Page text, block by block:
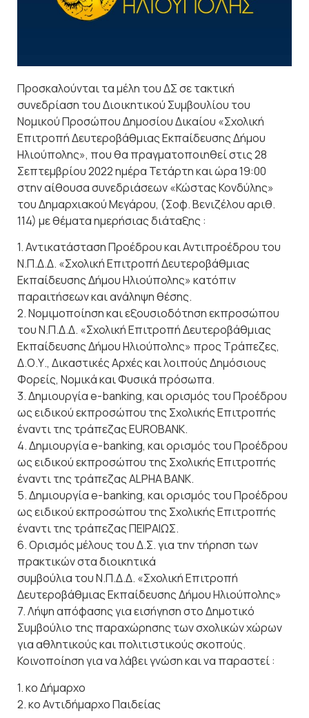
Προσκαλούνται τα μέλη του ΔΣ σε τακτική
συνεδρίαση του Διοικητικού Συμβουλίου του
Νομικού Προσώπου Δημοσίου Δικαίου «Σχολική
Επιτροπή Δευτεροβάθμιας Εκπαίδευσης Δήμου
Ηλιούπολης», που θα πραγματοποιηθεί στις 28
Σεπτεμβρίου 2022 ημέρα Τετάρτη και ώρα 19:00
στην αίθουσα συνεδριάσεων «Κώστας Κονδύλης»
του Δημαρχιακού Μεγάρου, (Σοφ. Βενιζέλου αριθ.
114) με θέματα ημερήσιας διάταξης :
1. Αντικατάσταση Προέδρου και Αντιπροέδρου του
Ν.Π.Δ.Δ. «Σχολική Επιτροπή Δευτεροβάθμιας
Εκπαίδευσης Δήμου Ηλιούπολης» κατόπιν
παραιτήσεων και ανάληψη θέσης.
2. Νομιμοποίηση και εξουσιοδότηση εκπροσώπου
του Ν.Π.Δ.Δ. «Σχολική Επιτροπή Δευτεροβάθμιας
Εκπαίδευσης Δήμου Ηλιούπολης» προς Τράπεζες,
Δ.Ο.Υ., Δικαστικές Αρχές και λοιπούς Δημόσιους
Φορείς, Νομικά και Φυσικά πρόσωπα.
3. Δημιουργία e-banking, και ορισμός του Προέδρου
ως ειδικού εκπροσώπου της Σχολικής Επιτροπής
έναντι της τράπεζας EUROBANK.
4. Δημιουργία e-banking, και ορισμός του Προέδρου
ως ειδικού εκπροσώπου της Σχολικής Επιτροπής
έναντι της τράπεζας ALPHA BANK.
5. Δημιουργία e-banking, και ορισμός του Προέδρου
ως ειδικού εκπροσώπου της Σχολικής Επιτροπής
έναντι της τράπεζας ΠΕΙΡΑΙΩΣ.
6. Ορισμός μέλους του Δ.Σ. για την τήρηση των
πρακτικών στα διοικητικά
συμβούλια του Ν.Π.Δ.Δ. «Σχολική Επιτροπή
Δευτεροβάθμιας Εκπαίδευσης Δήμου Ηλιούπολης»
7. Λήψη απόφασης για εισήγηση στο Δημοτικό
Συμβούλιο της παραχώρησης των σχολικών χώρων
για αθλητικούς και πολιτιστικούς σκοπούς.
Κοινοποίηση για να λάβει γνώση και να παραστεί :
1. κο Δήμαρχο
2. κο Αντιδήμαρχο Παιδείας